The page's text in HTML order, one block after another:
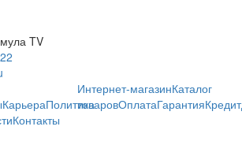
TV
КарьераПолитика
Контакты
Интернет-магазинКаталог
товаровОплатаГарантияКредит